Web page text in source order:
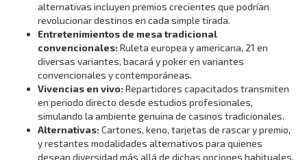
alternativas incluyen premios crecientes que podrían
revolucionar destinos en cada simple tirada.
Entretenimientos de mesa tradicional
convencionales: Ruleta europea y americana, 21 en
diversas variantes, bacará y poker en variantes
convencionales y contemporáneas.
Vivencias en vivo: Repartidores capacitados transmiten
en periodo directo desde estudios profesionales,
simulando la ambiente genuina de casinos tradicionales.
Alternativas: Cartones, keno, tarjetas de rascar y premio,
y restantes modalidades alternativos para quienes
desean diversidad más allá de dichas opciones habituales.